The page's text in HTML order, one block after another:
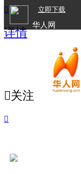
立即下载
华人网

详情
关注
